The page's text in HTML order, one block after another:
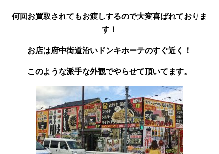
何回お買取されてもお渡しするので大変喜ばれておりま
す！
お店は府中街道沿いドンキホーテのすぐ近く！
このような派手な外観でやらせて頂いてます。